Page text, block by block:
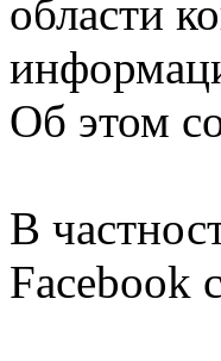
области
Об этом
В
Facebook